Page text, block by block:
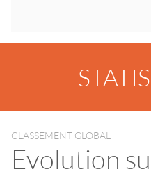
CLASSEMENT GLOBAL
Evolution